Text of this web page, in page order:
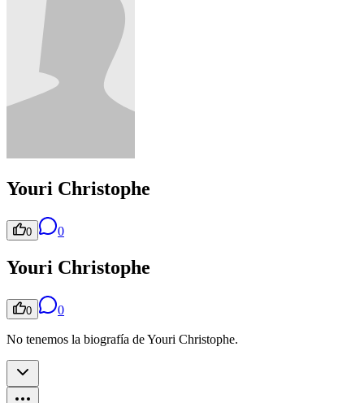
Youri Christophe
0 0
Youri Christophe
0 0
No tenemos la biografía de Youri Christophe.